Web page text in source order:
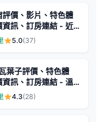
評價、影片、特色體
資訊、訂房連結 - 近
親切主人、舒適放鬆
5.0(37)
葉子評價、特色體
資訊、訂房連結 - 溫
花蓮民宿
4.3(28)